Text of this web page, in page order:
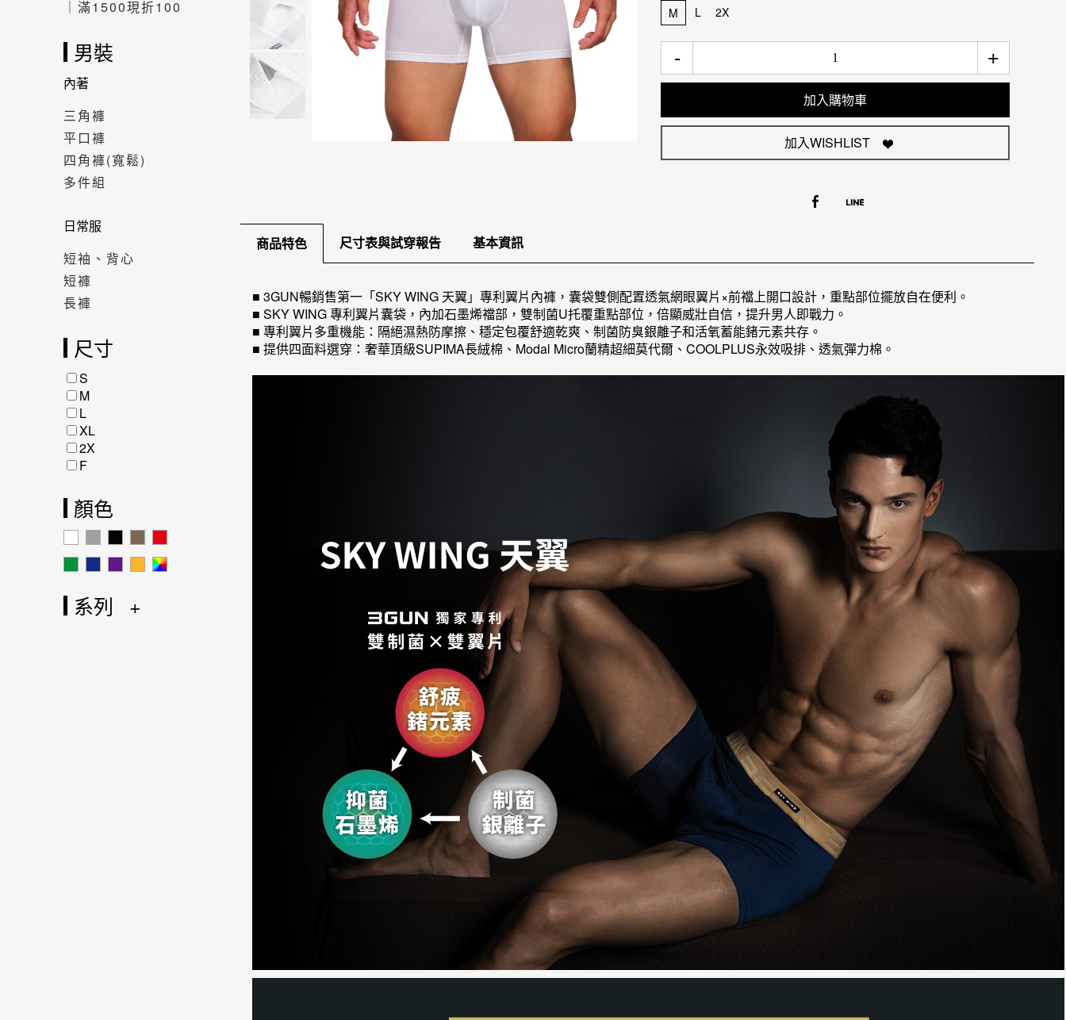
｜滿1500現折100
男裝
內著
三角褲
平口褲
四角褲(寬鬆)
多件組
日常服
短袖、背心
短褲
長褲
尺寸
S
M
L
XL
2X
F
顏色
系列
M L 2X
- +
加入購物車
加入WISHLIST
商品特色 尺寸表與試穿報告 基本資訊
■ 3GUN暢銷售第一「SKY WING 天翼」專利翼片內褲，囊袋雙側配置透氣網眼翼片×前襠上開口設計，重點部位擺放自在便利。
■ SKY WING 專利翼片囊袋，內加石墨烯襠部，雙制菌U托覆重點部位，倍顯威壯自信，提升男人即戰力。
■ 專利翼片多重機能：隔絕濕熱防摩擦、穩定包覆舒適乾爽、制菌防臭銀離子和活氧蓄能鍺元素共存。
■ 提供四面料選穿：奢華頂級SUPIMA長絨棉、Modal Micro蘭精超細莫代爾、COOLPLUS永效吸排、透氣彈力棉。